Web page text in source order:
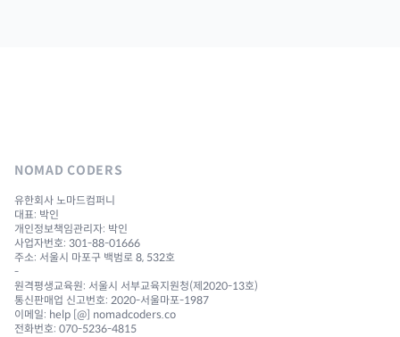
NOMAD CODERS
유한회사 노마드컴퍼니
대표: 박인
개인정보책임관리자: 박인
사업자번호: 301-88-01666
주소: 서울시 마포구 백범로 8, 532호
-
원격평생교육원: 서울시 서부교육지원청(제2020-13호)
통신판매업 신고번호: 2020-서울마포-1987
이메일: help [@] nomadcoders.co
전화번호: 070-5236-4815